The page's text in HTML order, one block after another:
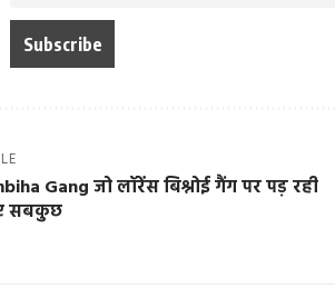
Gang जो लॉरेंस बिश्नोई गैंग पर पड़ रही
सबकुछ